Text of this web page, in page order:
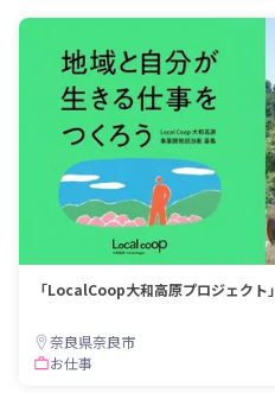
「LocalCoop大和高原プロジェクト
奈良県奈良市
お仕事